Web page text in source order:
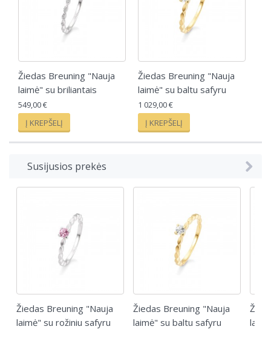
Žiedas Breuning "Nauja
laimė" su briliantais
549,00 €
Į KREPŠELĮ
Žiedas Breuning "Nauja
laimė" su baltu safyru
1 029,00 €
Į KREPŠELĮ
Susijusios prekės
Žiedas Breuning "Nauja
laimė" su rožiniu safyru
Žiedas Breuning "Nauja
laimė" su baltu safyru